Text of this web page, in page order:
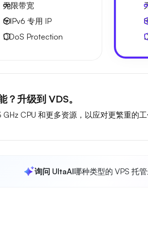
无限带宽
6 IPv6 专用 IP
DDoS Protection
升级到 VDS。
CPU 和更多资源，以应对更繁重的工
询问 UltaAI哪种类型的 VPS 托